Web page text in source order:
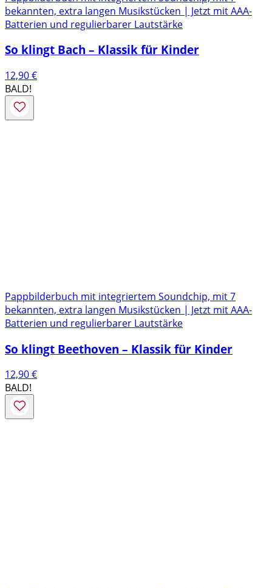
bekannten, extra langen Musikstücken | Jetzt mit AAA-
Batterien und regulierbarer Lautstärke
So klingt Bach – Klassik für Kinder
12,90€
BALD!
Pappbilderbuch mit integriertem Soundchip, mit 7
bekannten, extra langen Musikstücken | Jetzt mit AAA-
Batterien und regulierbarer Lautstärke
So klingt Beethoven – Klassik für Kinder
12,90€
BALD!